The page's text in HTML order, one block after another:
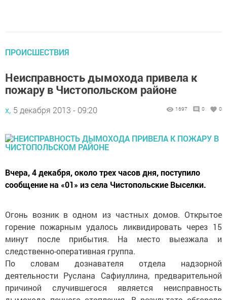
ПРОИСШЕСТВИЯ
Неисправность дымохода привела к
пожару в Чистопольском районе
х, 5 декабря 2013 - 09:20 1697 0 0
Вчера, 4 декабря, около трех часов дня, поступило
сообщение на «01» из села Чистопольские Выселки.
Огонь возник в одном из частных домов. Открытое
горение пожарным удалось ликвидировать через 15
минут после прибытия. На место выезжала и
следственно-оперативная группа.
По словам дознавателя отдела надзорной
деятельности Руслана Сафиуллина, предварительной
причиной случившегося является неисправность